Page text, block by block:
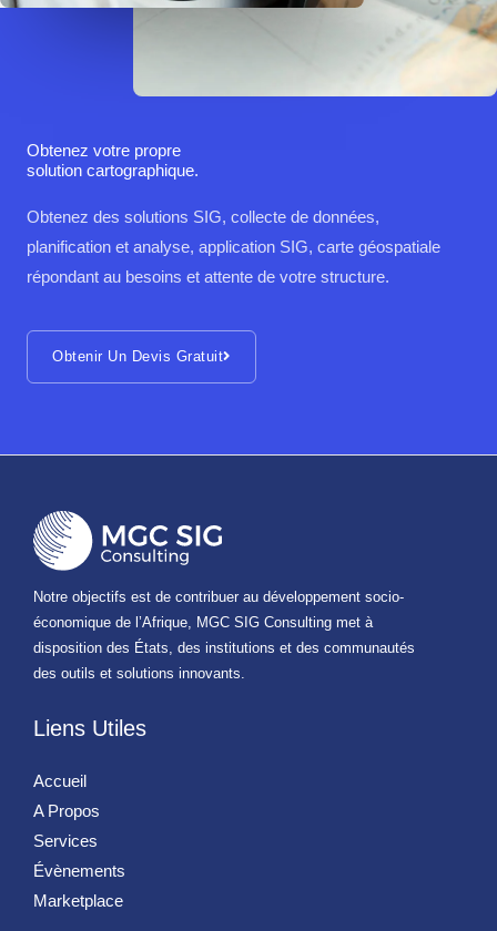
Obtenez votre propre
solution cartographique.
Obtenez des solutions SIG, collecte de données,
planification et analyse, application SIG, carte géospatiale
répondant au besoins et attente de votre structure.
Obtenir Un Devis Gratuit
Notre objectifs est de contribuer au développement socio-
économique de l’Afrique, MGC SIG Consulting met à
disposition des États, des institutions et des communautés
des outils et solutions innovants.
Liens Utiles
Accueil
A Propos
Services
Évènements
Marketplace